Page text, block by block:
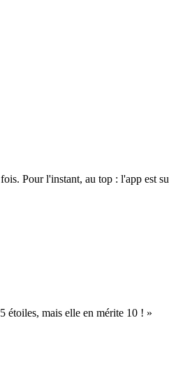
Pour l'instant, au top : l'app est
étoiles, mais elle en mérite 10 ! »